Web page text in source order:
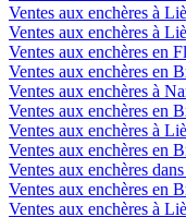
Ventes aux enchères à
Ventes aux enchères à
Ventes aux enchères en
Ventes aux enchères en
Ventes aux enchères à
Ventes aux enchères en
Ventes aux enchères à
Ventes aux enchères en
Ventes aux enchères
Ventes aux enchères en
Ventes aux enchères à